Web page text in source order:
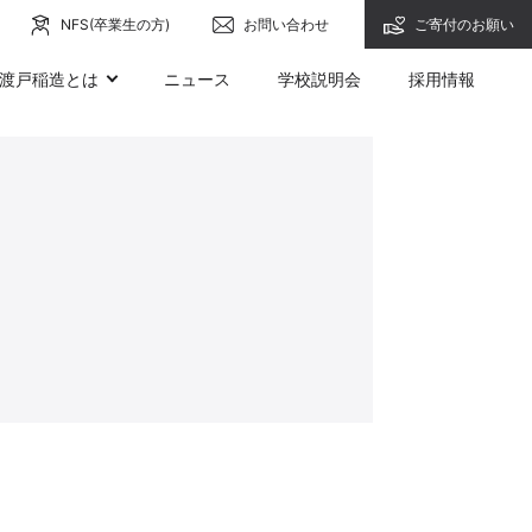
NFS(卒業生の方) お問い合わせ ご寄付のお願い
戸稲造とは ニュース 学校説明会 採用情報